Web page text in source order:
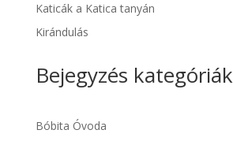
Katicák a Katica tanyán
Kirándulás
Bejegyzés kategóriák
Bóbita Óvoda